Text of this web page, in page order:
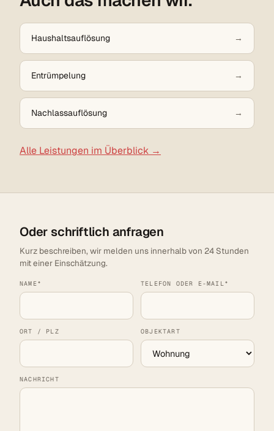
Haushaltsauflösung
Entrümpelung
Nachlassauflösung
Alle Leistungen im Überblick →
Oder schriftlich anfragen
Kurz beschreiben, wir melden uns innerhalb von 24 Stunden
mit einer Einschätzung.
NAME* TELEFON ODER E-MAIL*
ORT / PLZ OBJEKTART
NACHRICHT